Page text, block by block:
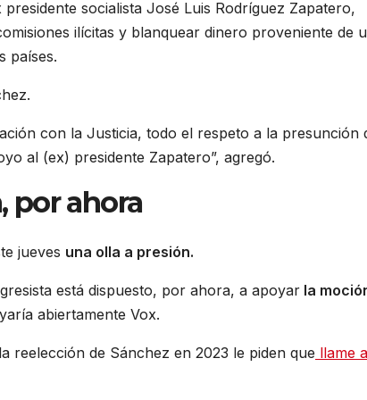
socialista José Luis Rodríguez Zapatero,
ilícitas y blanquear dinero proveniente de
países.
con la Justicia, todo el respeto a la presunción
al (ex) presidente Zapatero”, agregó.
por ahora
jueves una olla a presión.
está dispuesto, por ahora, a apoyar la
abiertamente Vox.
reelección de Sánchez en 2023 le piden que llame a